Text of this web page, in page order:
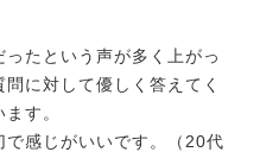
たという声が多く上がっ
に対して優しく答えてく
す。
で感じがいいです。（20代